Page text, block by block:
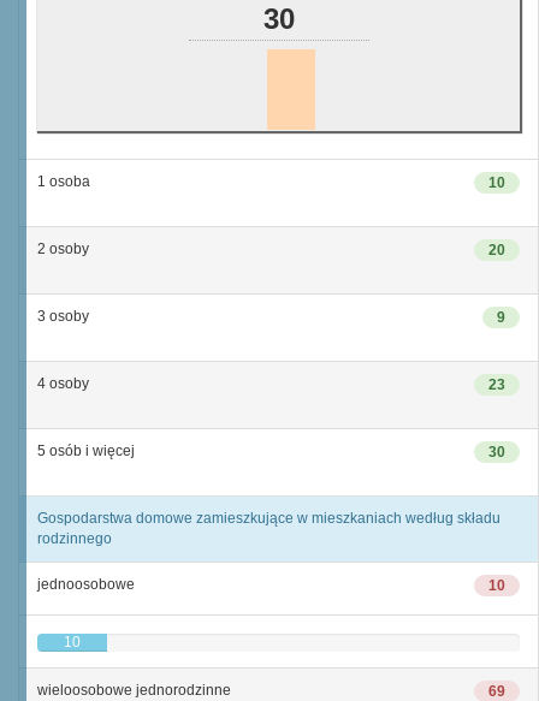
30
10
1 osoba
20
2 osoby
9
3 osoby
23
4 osoby
30
5 osób i więcej
Gospodarstwa domowe zamieszkujące w mieszkaniach według składu
rodzinnego
10
jednoosobowe
10
69
wieloosobowe jednorodzinne